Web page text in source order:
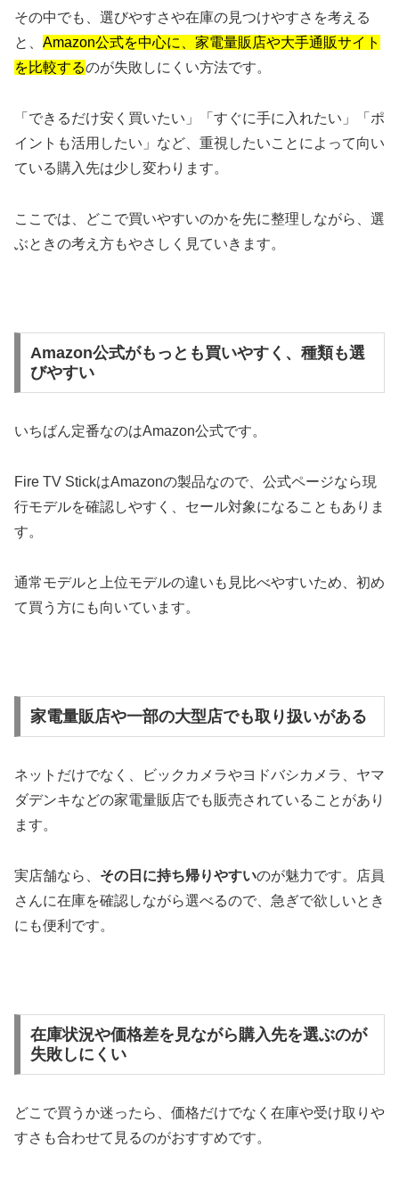
その中でも、選びやすさや在庫の見つけやすさを考える
と、 Amazon公式を中心に、家電量販店や大手通販サイト
を比較するのが失敗しにくい方法です。
「できるだけ安く買いたい」「すぐに手に入れたい」「ポ
イントも活用したい」など、重視したいことによって向い
ている購入先は少し変わります。
ここでは、どこで買いやすいのかを先に整理しながら、選
ぶときの考え方もやさしく見ていきます。
Amazon公式がもっとも買いやすく、種類も選
びやすい
いちばん定番なのはAmazon公式です。
Fire TV StickはAmazonの製品なので、公式ページなら現
行モデルを確認しやすく、セール対象になることもありま
す。
通常モデルと上位モデルの違いも見比べやすいため、初め
て買う方にも向いています。
家電量販店や一部の大型店でも取り扱いがある
ネットだけでなく、ビックカメラやヨドバシカメラ、ヤマ
ダデンキなどの家電量販店でも販売されていることがあり
ます。
実店舗なら、 その日に持ち帰りやすいのが魅力です。店員
さんに在庫を確認しながら選べるので、急ぎで欲しいとき
にも便利です。
在庫状況や価格差を見ながら購入先を選ぶのが
失敗しにくい
どこで買うか迷ったら、価格だけでなく在庫や受け取りや
すさも合わせて見るのがおすすめです。